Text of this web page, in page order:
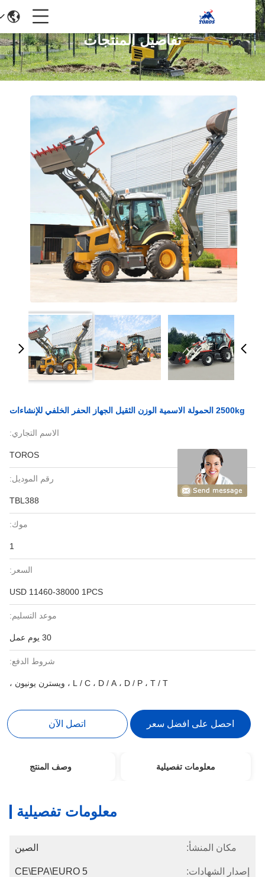
تفاصيل المنتجات
2500kg الحمولة الاسمية الوزن الثقيل الجهاز الحفر الخلفي للإنشاءات
الاسم التجاري:
TOROS
رقم الموديل:
TBL388
موك:
السعر:
USD 11460-38000 1PCS
موعد التسليم:
30 يوم عمل
شروط الدفع:
L / C ، D / A ، D / P ، T / T ، ويسترن يونيون ،
احصل على افضل سعر اتصل الآن
معلومات تفصيلية وصف المنتج
معلومات تفصيلية
مكان المنشأ: الصين
إصدار الشهادات: CE\EPA\EURO 5